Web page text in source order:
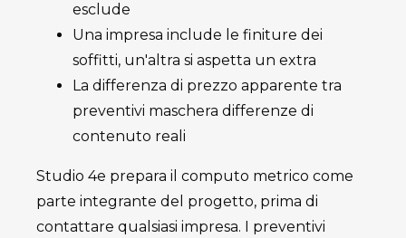
esclude
Una impresa include le finiture dei
soffitti, un'altra si aspetta un extra
La differenza di prezzo apparente tra
preventivi maschera differenze di
contenuto reali
Studio 4e prepara il computo metrico come
parte integrante del progetto, prima di
contattare qualsiasi impresa. I preventivi